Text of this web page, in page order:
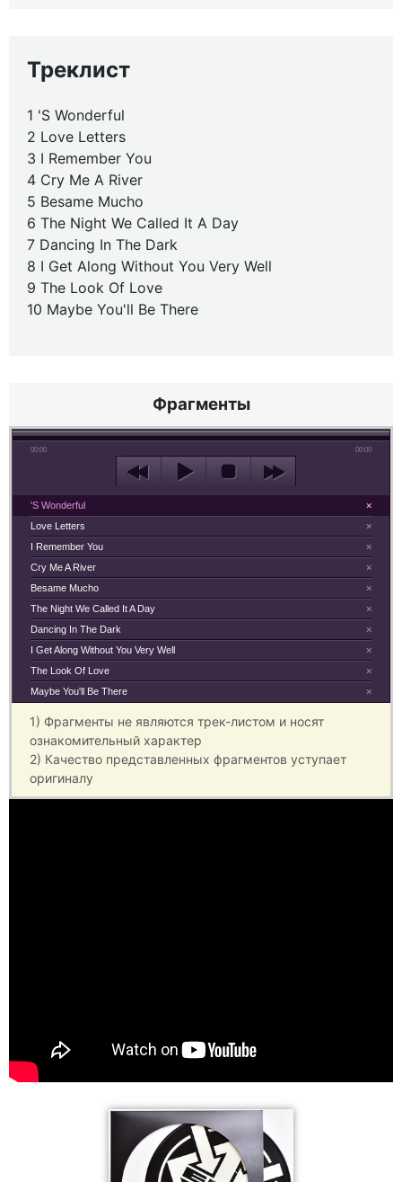
Треклист
1 'S Wonderful
2 Love Letters
3 I Remember You
4 Cry Me A River
5 Besame Mucho
6 The Night We Called It A Day
7 Dancing In The Dark
8 I Get Along Without You Very Well
9 The Look Of Love
10 Maybe You'll Be There
Фрагменты
00:00 00:00
×
'S Wonderful
×
Love Letters
×
I Remember You
×
Cry Me A River
×
Besame Mucho
×
The Night We Called It A Day
×
Dancing In The Dark
×
I Get Along Without You Very Well
×
The Look Of Love
×
Maybe You'll Be There
1) Фрагменты не являются трек-листом и носят
ознакомительный характер
2) Качество представленных фрагментов уступает
оригиналу